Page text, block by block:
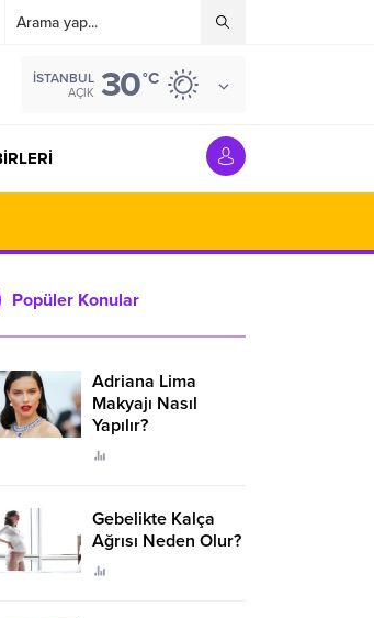
İSTANBUL
AÇIK 30°C
Popüler Konular
Adriana Lima
Makyajı Nasıl
Yapılır?
Gebelikte Kalça
Ağrısı Neden Olur?